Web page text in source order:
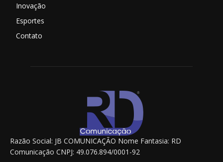
Inovação
Esportes
Contato
Razão Social: JB COMUNICAÇÃO Nome Fantasia: RD
Comunicação CNPJ: 49.076.894/0001-92